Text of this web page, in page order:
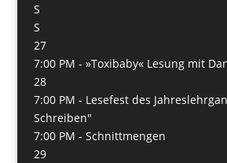
S
S
27
7:00 PM - »Toxibaby« Lesung mit
28
7:00 PM - Lesefest des
Schreiben"
7:00 PM - Schnittmengen
29